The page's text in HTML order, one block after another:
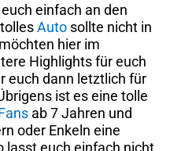
einfach an den
Auto sollte nicht in
hier im
Highlights für euch
euch dann letztlich für
ist es eine tolle
ab 7 Jahren und
oder Enkeln eine
lasst euch einfach nicht